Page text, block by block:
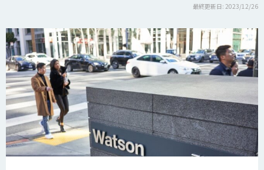
最終更新日: 2023/12/26